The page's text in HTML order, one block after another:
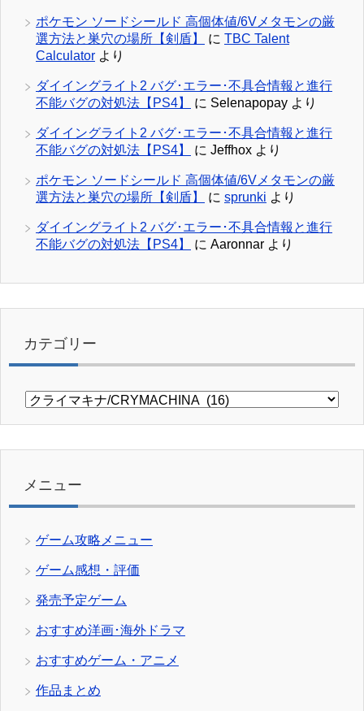
ポケモン ソードシールド 高個体値/6Vメタモンの厳
選方法と巣穴の場所【剣盾】
に TBC Talent
Calculator より
ダイイングライト2 バグ･エラー･不具合情報と進行
不能バグの対処法【PS4】
に Selenapopay より
ダイイングライト2 バグ･エラー･不具合情報と進行
不能バグの対処法【PS4】
に Jeffhox より
ポケモン ソードシールド 高個体値/6Vメタモンの厳
選方法と巣穴の場所【剣盾】
に sprunki より
ダイイングライト2 バグ･エラー･不具合情報と進行
不能バグの対処法【PS4】
に Aaronnar より
カテゴリー
カ
リ
メニュー
ゲーム攻略メニュー
ゲーム感想・評価
発売予定ゲーム
おすすめ洋画･海外ドラマ
おすすめゲーム・アニメ
作品まとめ